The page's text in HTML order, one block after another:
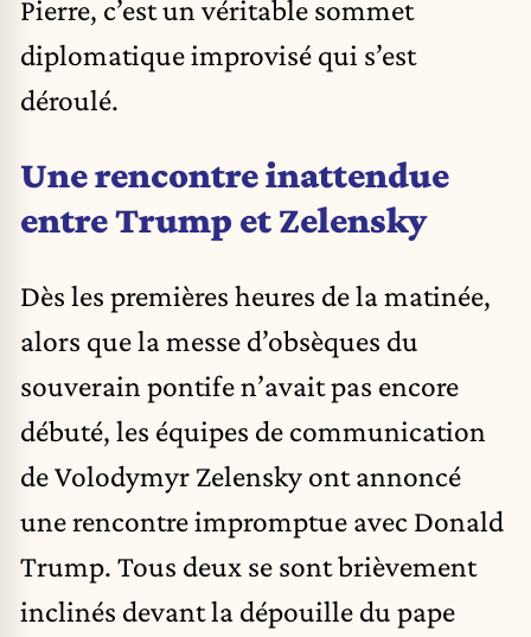
Pierre, c’est un véritable sommet
diplomatique improvisé qui s’est
déroulé.
Une rencontre inattendue
entre Trump et Zelensky
Dès les premières heures de la matinée,
alors que la messe d’obsèques du
souverain pontife n’avait pas encore
débuté, les équipes de communication
de Volodymyr Zelensky ont annoncé
une rencontre impromptue avec Donald
Trump. Tous deux se sont brièvement
inclinés devant la dépouille du pape